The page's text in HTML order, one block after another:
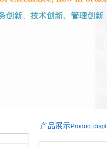
产品展示Product